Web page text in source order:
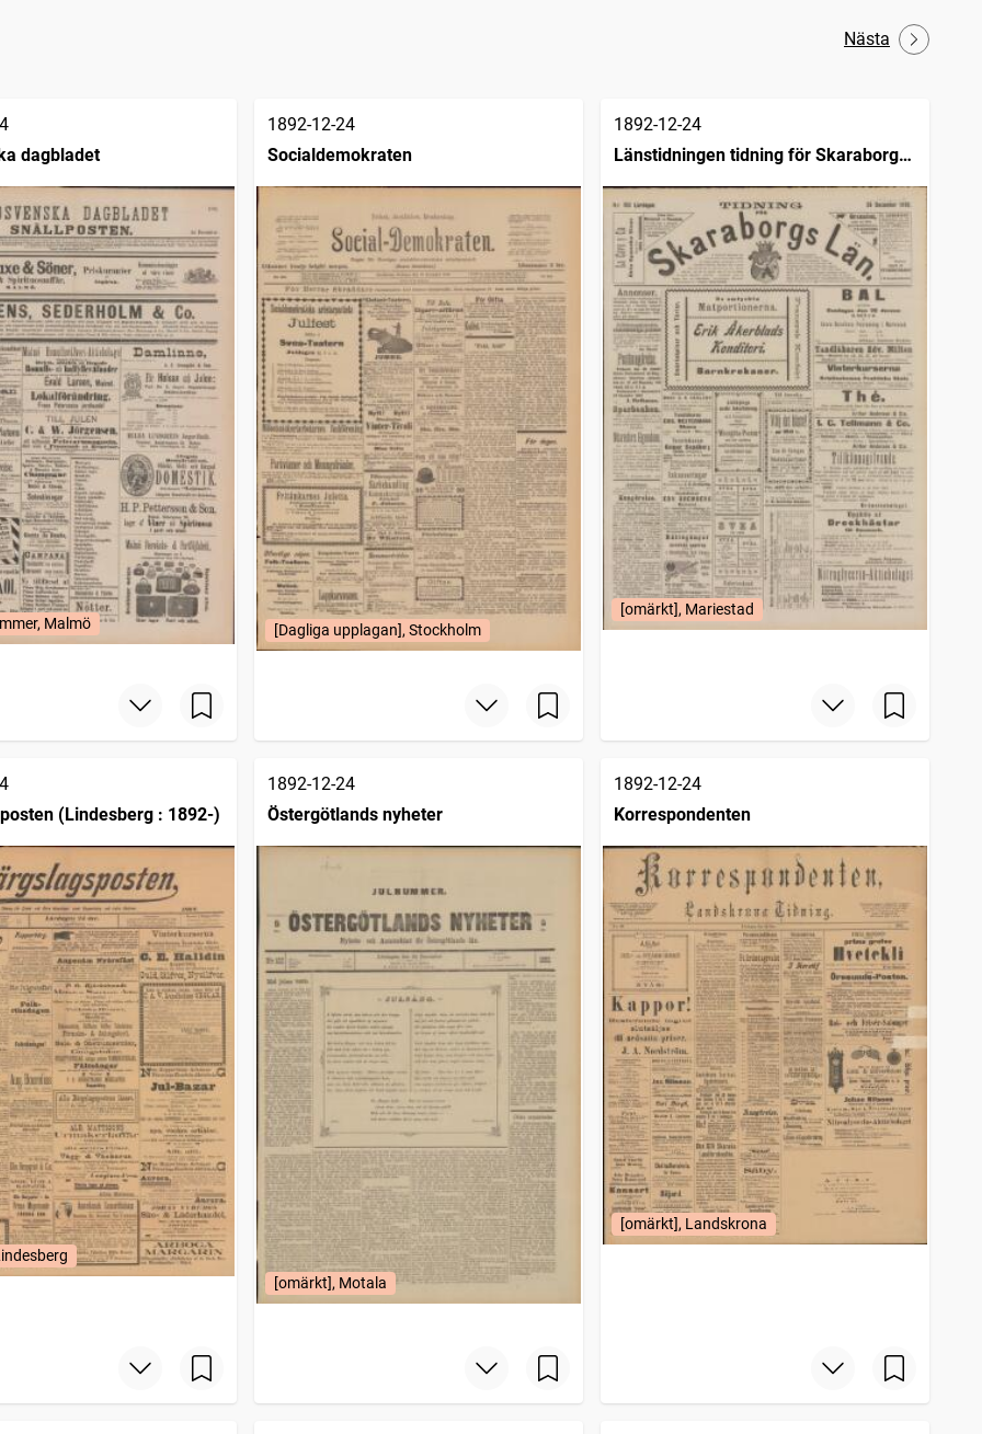
Nästa
dagbladet
Malmö
1892-12-24
Socialdemokraten
[Dagliga upplagan], Stockholm
1892-12-24
Länstidningen tidning för Skaraborgs
län
[omärkt], Mariestad
(Lindesberg : 1892-)
1892-12-24
Östergötlands nyheter
[omärkt], Motala
1892-12-24
Korrespondenten
[omärkt], Landskrona